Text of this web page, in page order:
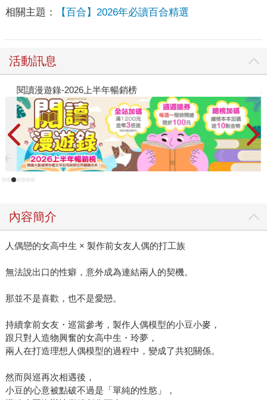
相關主題： 【百合】2026年必讀百合精選
活動訊息
閱讀漫遊錄-2026上半年暢銷榜
內容簡介
人偶戀的女高中生 × 製作前女友人偶的打工族
無法說出口的性癖，意外成為連結兩人的契機。
那並不是喜歡，也不是愛戀。
持續拿前女友・巡當參考，製作人偶模型的小豆小麥，
跟只對人造物興奮的女高中生・玲夢，
兩人在打造理想人偶模型的過程中，變成了共犯關係。
然而與巡再次相遇後，
小豆的心意被點破不過是「單純的性慾」，